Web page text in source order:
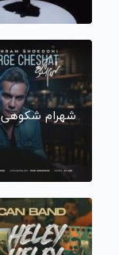
شهرام شکوهی